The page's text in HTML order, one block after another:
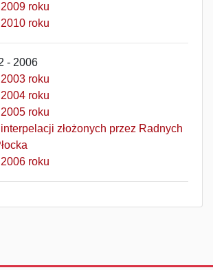
roku
roku
- 2006
roku
roku
roku
interpelacji złożonych przez Radnych
roku